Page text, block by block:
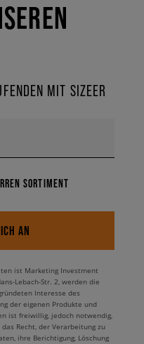
MIT SIZEER
SORTIMENT
AN
ist Marketing Investment
Lebach-Str. 2, werden die
Interesse des
der eigenen Produkte und
ist freiwillig, jedoch notwendig,
Recht, der Verarbeitung zu
ihre Berichtigung, Löschung